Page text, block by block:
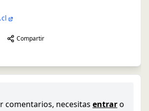
Compartir
comentarios, necesitas entraro